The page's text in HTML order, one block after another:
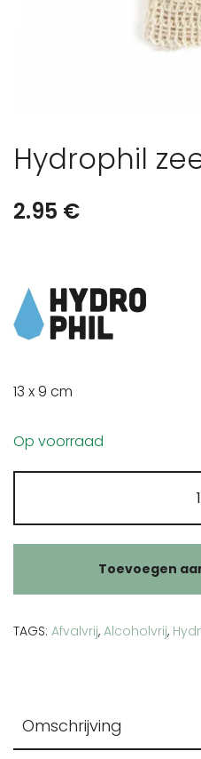
Hydrophil
2.95 €
13 x 9 cm
Op voorraad
Toevoegen
TAGS: Afvalvrij, Alcoholvrij,
Omschrijving